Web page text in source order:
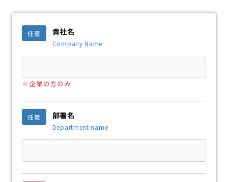
任意 貴社名
Company Name
※企業の方のみ
任意 部署名
Department name